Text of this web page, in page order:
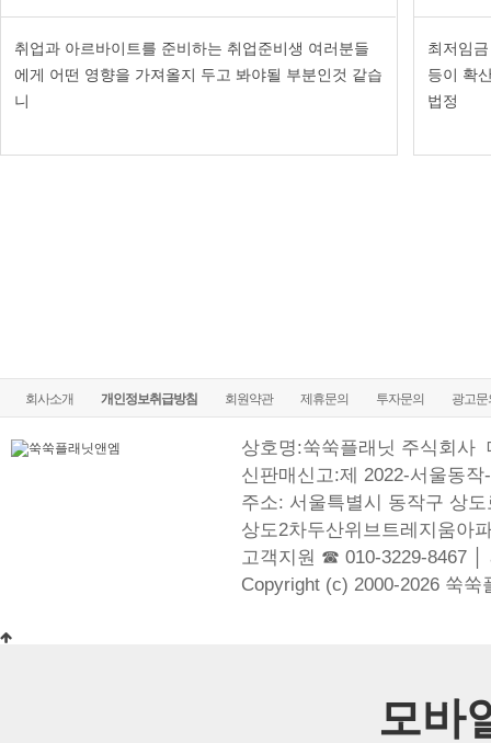
취업과 아르바이트를 준비하는 취업준비생 여러분들
에게 어떤 영향을 가져올지 두고 봐야될 부분인것 같습
니
최저임
등이 확
법정
회사소개 개인정보취급방침 회원약관 제휴문의 투자문의 광고문
상호명:쑥쑥플래닛 주식회사
신판매신고:제 2022-서울동작
주소: 서울특별시 동작구 상
상도2차두산위브트레지움아
고객지원 ☎ 010-3229-8467 │
Copyright (c) 2000-2026 쑥
모바